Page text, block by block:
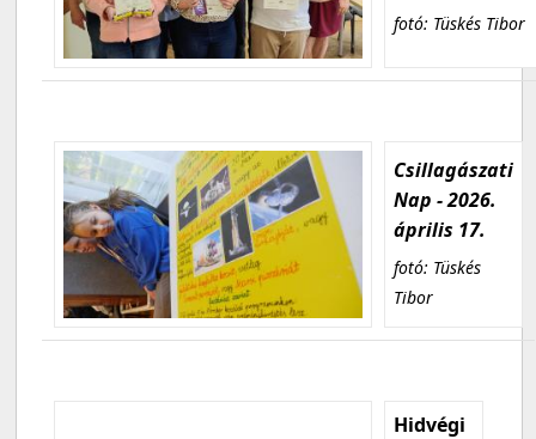
fotó: Tüskés Tibor
Csillagászati
Nap - 2026.
április 17.
fotó: Tüskés
Tibor
Hidvégi